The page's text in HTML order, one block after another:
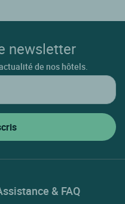
newsletter
de nos hôtels.
& FAQ